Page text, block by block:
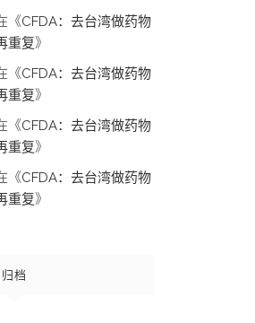
《CFDA：去台湾做药物
重复》
《CFDA：去台湾做药物
重复》
《CFDA：去台湾做药物
重复》
《CFDA：去台湾做药物
重复》
归档